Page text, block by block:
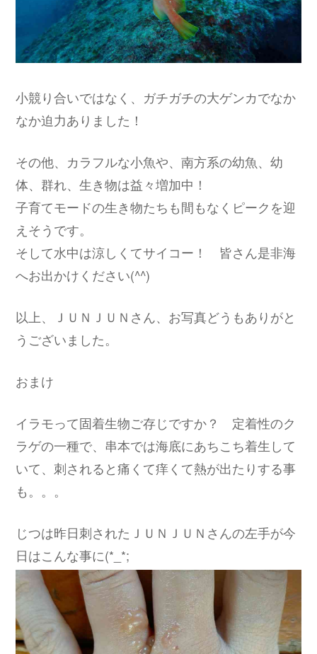
小競り合いではなく、ガチガチの大ゲンカでなか
なか迫力ありました！
その他、カラフルな小魚や、南方系の幼魚、幼
体、群れ、生き物は益々増加中！
子育てモードの生き物たちも間もなくピークを迎
えそうです。
そして水中は涼しくてサイコー！ 皆さん是非海
へお出かけください(^^)
以上、ＪＵＮＪＵＮさん、お写真どうもありがと
うございました。
おまけ
イラモって固着生物ご存じですか？ 定着性のク
ラゲの一種で、串本では海底にあちこち着生して
いて、刺されると痛くて痒くて熱が出たりする事
も。。。
じつは昨日刺されたＪＵＮＪＵＮさんの左手が今
日はこんな事に(*_*;